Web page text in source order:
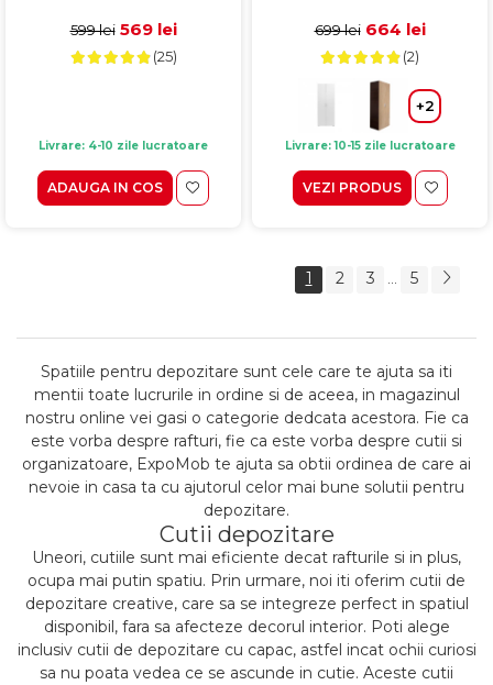
599 lei 569 lei
(25)
Livrare: 4-10 zile lucratoare
ADAUGA IN COS
699 lei 664 lei
(2)
+2
Livrare: 10-15 zile lucratoare
VEZI PRODUS
1 2 3 ... 5
Spatiile pentru depozitare sunt cele care te ajuta sa iti
mentii toate lucrurile in ordine si de aceea, in magazinul
nostru online vei gasi o categorie dedcata acestora. Fie ca
este vorba despre rafturi, fie ca este vorba despre cutii si
organizatoare, ExpoMob te ajuta sa obtii ordinea de care ai
nevoie in casa ta cu ajutorul celor mai bune solutii pentru
depozitare.
Cutii depozitare
Uneori, cutiile sunt mai eficiente decat rafturile si in plus,
ocupa mai putin spatiu. Prin urmare, noi iti oferim cutii de
depozitare creative, care sa se integreze perfect in spatiul
disponibil, fara sa afecteze decorul interior. Poti alege
inclusiv cutii de depozitare cu capac, astfel incat ochii curiosi
sa nu poata vedea ce se ascunde in cutie. Aceste cutii